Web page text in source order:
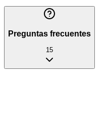
Preguntas frecuentes
15